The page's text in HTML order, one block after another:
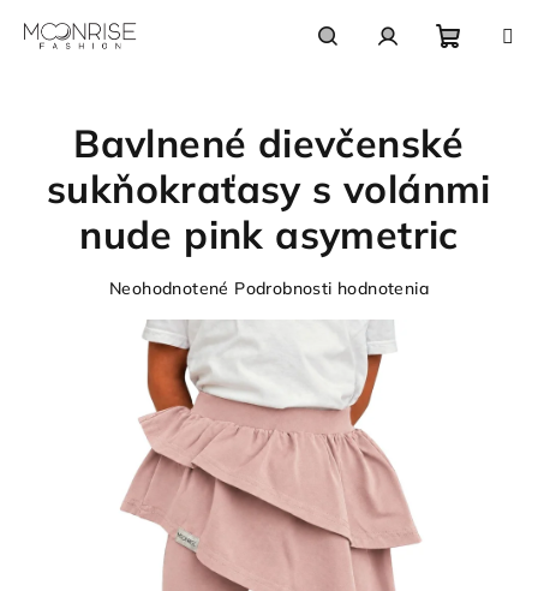
košík
Bavlnené dievčenské
sukňokraťasy s volánmi
nude pink asymetric
Priemerné
produktu
hviezdičiek.
Neohodnotené Podrobnosti hodnotenia